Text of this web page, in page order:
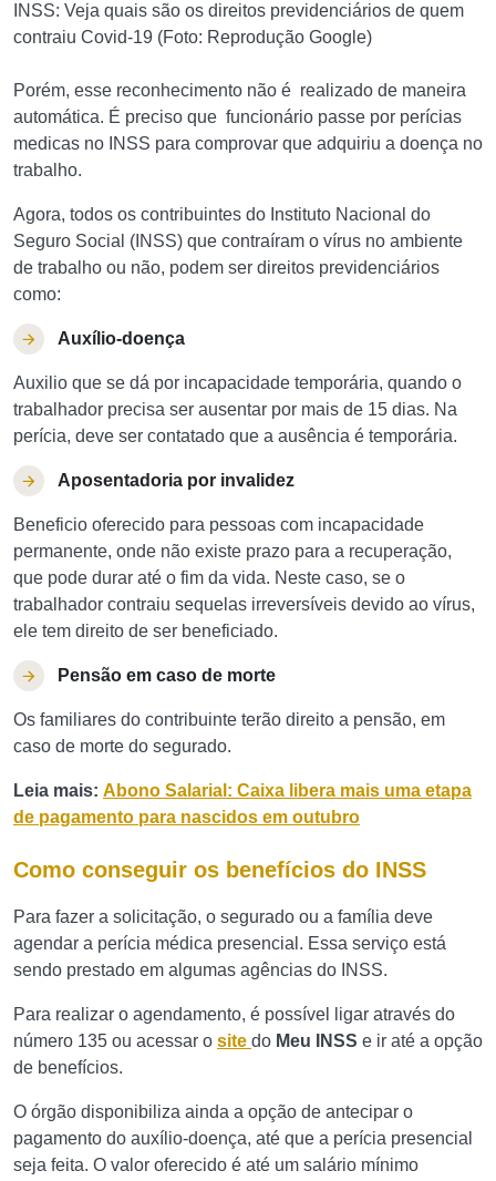
INSS: Veja quais são os direitos previdenciários de quem
contraiu Covid-19 (Foto: Reprodução Google)
Porém, esse reconhecimento não é realizado de maneira
automática. É preciso que funcionário passe por perícias
medicas no INSS para comprovar que adquiriu a doença no
trabalho.
Agora, todos os contribuintes do Instituto Nacional do
Seguro Social (INSS) que contraíram o vírus no ambiente
de trabalho ou não, podem ser direitos previdenciários
como:
Auxílio-doença
Auxilio que se dá por incapacidade temporária, quando o
trabalhador precisa ser ausentar por mais de 15 dias. Na
perícia, deve ser contatado que a ausência é temporária.
Aposentadoria por invalidez
Beneficio oferecido para pessoas com incapacidade
permanente, onde não existe prazo para a recuperação,
que pode durar até o fim da vida. Neste caso, se o
trabalhador contraiu sequelas irreversíveis devido ao vírus,
ele tem direito de ser beneficiado.
Pensão em caso de morte
Os familiares do contribuinte terão direito a pensão, em
caso de morte do segurado.
Leia mais: Abono Salarial: Caixa libera mais uma etapa
de pagamento para nascidos em outubro
Como conseguir os benefícios do INSS
Para fazer a solicitação, o segurado ou a família deve
agendar a perícia médica presencial. Essa serviço está
sendo prestado em algumas agências do INSS.
Para realizar o agendamento, é possível ligar através do
número 135 ou acessar o site do Meu INSS e ir até a opção
de benefícios.
O órgão disponibiliza ainda a opção de antecipar o
pagamento do auxílio-doença, até que a perícia presencial
seja feita. O valor oferecido é até um salário mínimo